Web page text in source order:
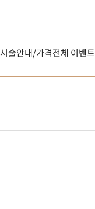
시술안내/가격전체 이벤트